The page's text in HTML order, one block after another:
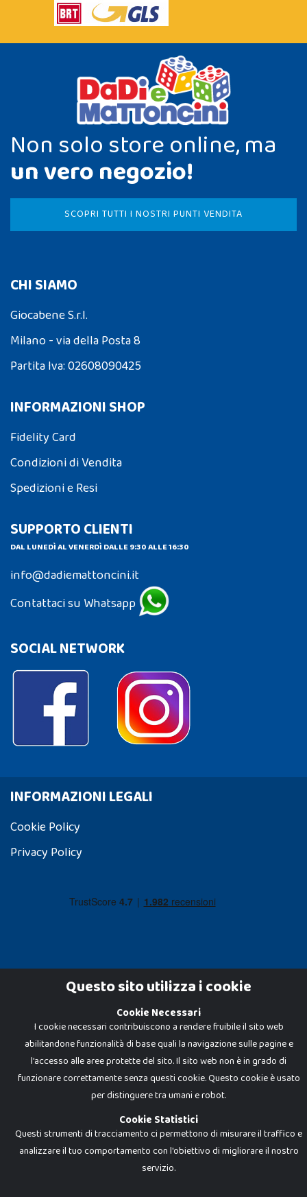
Non solo store online, ma
un vero negozio!
SCOPRI TUTTI I NOSTRI PUNTI VENDITA
CHI SIAMO
Giocabene S.r.l.
Milano - via della Posta 8
Partita Iva: 02608090425
INFORMAZIONI SHOP
Fidelity Card
Condizioni di Vendita
Spedizioni e Resi
SUPPORTO CLIENTI
DAL LUNEDÌ AL VENERDÌ DALLE 9:30 ALLE 16:30
info@dadiemattoncini.it
Contattaci su Whatsapp
SOCIAL NETWORK
INFORMAZIONI LEGALI
Cookie Policy
Privacy Policy
Dadi e Mattoncini è un brand di Giocabene Srl. Ogni riproduzione o utilizzo non
espressamente autorizzato è severamente vietato. Tutti i loghi, marchi,
brand elencati nel presente shop sono di proprietà dei rispettivi titolari.
I prezzi e le promozioni pubblicate potrebbero differire da quanto esposto in
negozio.
Giocabene Srl - via della Posta 8, 20123 Milano (MI)
P.IVA 02608090425 - REA AN201199 - C.S. 10.000 i.v.
Questo sito utilizza i cookie
Cookie Necessari
I cookie necessari contribuiscono a rendere fruibile il sito web
abilitandone funzionalità di base quali la navigazione sulle pagine e
l'accesso alle aree protette del sito. Il sito web non è in grado di
funzionare correttamente senza questi cookie. Questo cookie è usato
per distinguere tra umani e robot.
Cookie Statistici
Questi strumenti di tracciamento ci permettono di misurare il traffico e
analizzare il tuo comportamento con l'obiettivo di migliorare il nostro
servizio.